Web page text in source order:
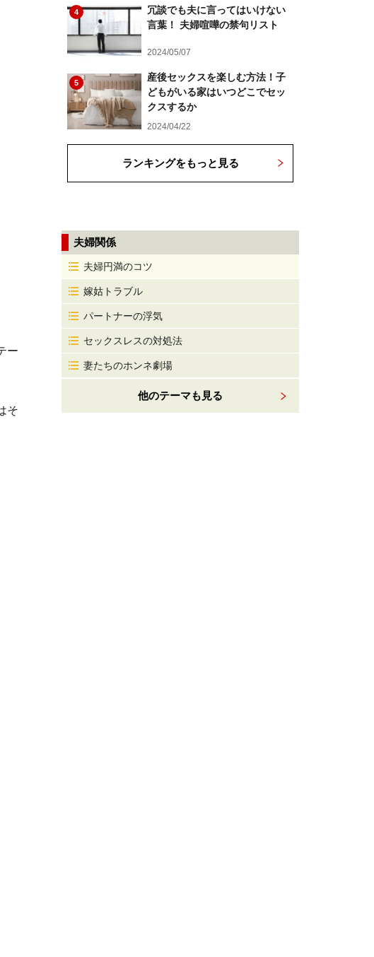
ー
そ
4
冗談でも夫に言ってはいけない
言葉！ 夫婦喧嘩の禁句リスト
2024/05/07
5
産後セックスを楽しむ方法！子
どもがいる家はいつどこでセッ
クスするか
2024/04/22
ランキングをもっと見る
夫婦関係
夫婦円満のコツ
嫁姑トラブル
パートナーの浮気
セックスレスの対処法
妻たちのホンネ劇場
他のテーマも見る